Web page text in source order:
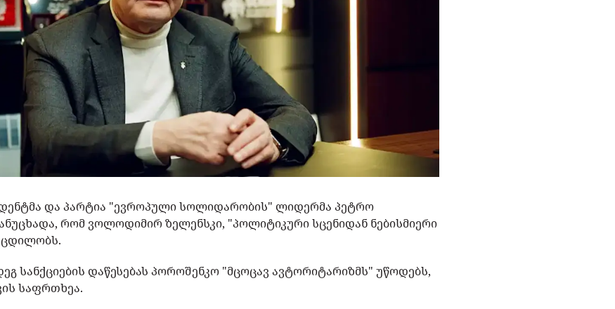
და პარტია "ევროპული სოლიდარობის" ლიდერმა პეტრო
რომ ვოლოდიმირ ზელენსკი, "პოლიტიკური სცენიდან ნებისმიერი
ცდილობს.
სანქციების დაწესებას პოროშენკო "მცოცავ ავტორიტარიზმს" უწოდებს,
საფრთხეა.